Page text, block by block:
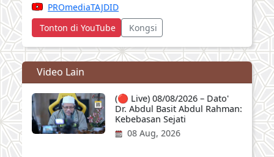
PROmediaTAJDID
Tonton di YouTube
Kongsi
Video Lain
(🔴 Live) 08/08/2026 – Dato'
Dr. Abdul Basit Abdul Rahman:
Kebebasan Sejati
08 Aug, 2026